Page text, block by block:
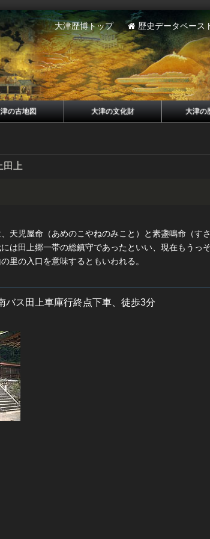
大津歴博トップ 歴史データベース
の古地図 大津の文化財 大津の
田上
天児屋命（あめのこやねのみこと）と素盞鳴命（す
は田上郷一帯の総鎮守であったといい、現在もうっ
里の入口を意味するともいわれる。
バス田上車庫行終点下車、徒歩3分